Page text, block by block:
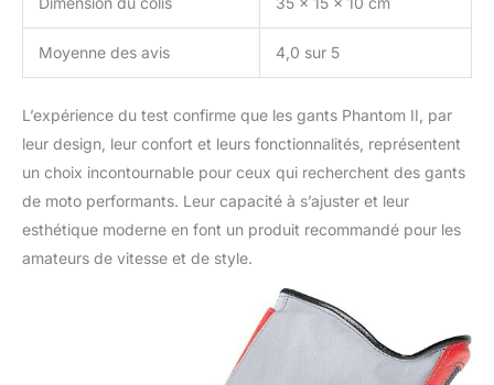
Moyenne des avis 4,0 sur 5
L’expérience du test confirme que les gants Phantom II, par
leur design, leur confort et leurs fonctionnalités, représentent
un choix incontournable pour ceux qui recherchent des gants
de moto performants. Leur capacité à s’ajuster et leur
esthétique moderne en font un produit recommandé pour les
amateurs de vitesse et de style.